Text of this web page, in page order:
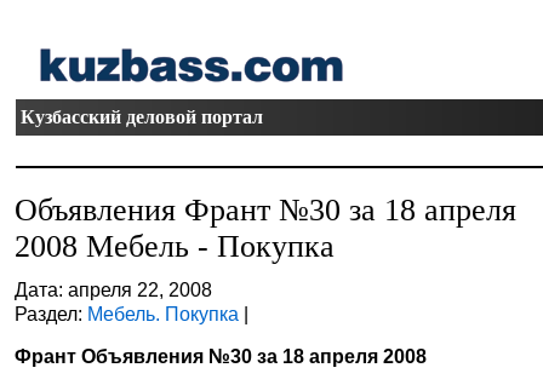
Кузбасский деловой портал
Объявления Франт №30 за 18 апреля
2008 Мебель - Покупка
Дата: апреля 22, 2008
Раздел: Мебель. Покупка |
Франт Объявления №30 за 18 апреля 2008